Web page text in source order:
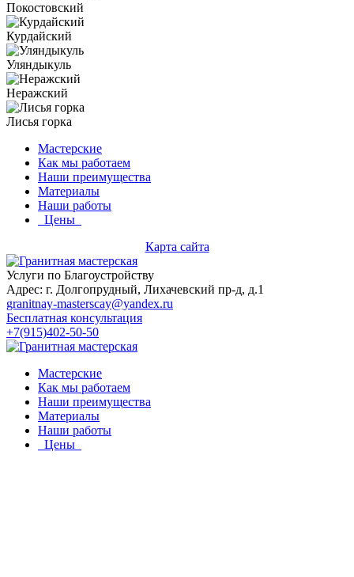
Покостовский
Курдайский
Уляндыкуль
Неражский
Лисья горка
Мастерские
Как мы работаем
Наши преимущества
Материалы
Наши работы
Цены
Карта сайта
Услуги по Благоустройству
Адрес: г. Долгопрудный, Лихачевский пр-д, д.1
granitnay-masterscay@yandex.ru
Бесплатная консультация
+7(915)402-50-50
Мастерские
Как мы работаем
Наши преимущества
Материалы
Наши работы
Цены